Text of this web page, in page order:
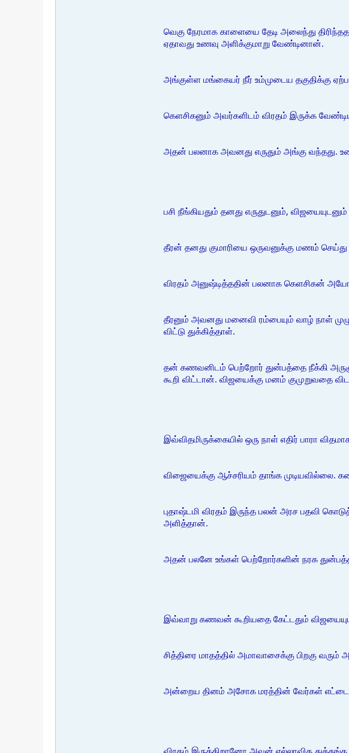
வெகு நேரமாக காளையை தேடி அலைந்து
ஏதாவது உணவு அளிக்குமாறு வேண்டினான்.
அங்குள்ள மங்கையர் நீர் உம்முடைய தகுதிக்கு
கெளசிகனும் அவர்களிடம் விரதம் இருக்க
அதன் பலனாக அவனது எருதும் அங்கு வந்தது.
பசி நீங்கியதும் தனது எருதுடனும்,
தீரன் தனது குமாரியை ஒருவனுக்கு மணம்
விரதம் அனுஷ்டித்ததின் பலனாக கெளசிகன்
தீரனும் அவனது மனைவி ரம்பையும் வாழ் நாள்
விட்டு துக்கித்தாள்.
தன் கணவனிடம் பெற்றோர் துன்பத்தை நீக்கி
கூறி விட்டான். விஜயைக்கு மனம் குமுறுவதை
இவ்விதமிருக்கையில் ஒரு நாள் எதிர் பாரா
விஜையைக்கு ஆச்சரியம் தாங்க
புதாஷ்டமி விரதம் இருந்த பலன் அரச பதவி
அளித்தான்.
அதன் பலனே உங்கள் பெற்றோர்களின் நரக
இவ்வாறு கணவன் கூறியதை கேட்டதும்
சித்திரை மாதத்தில் அமாவாசைக்கு பிறகு வரும்
அன்றைய தினம் அசோக மரத்தின் வேர்கள்
விரதம் இருக்கிறானோ அவன் எல்லாவித துக்கங்க